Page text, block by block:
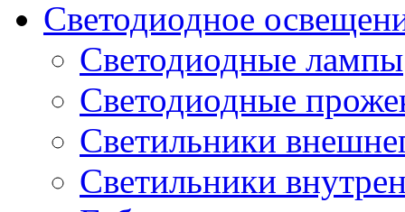
Светодиодное
Светодиодные лампы
Светодиодные
Светильники
Светильники